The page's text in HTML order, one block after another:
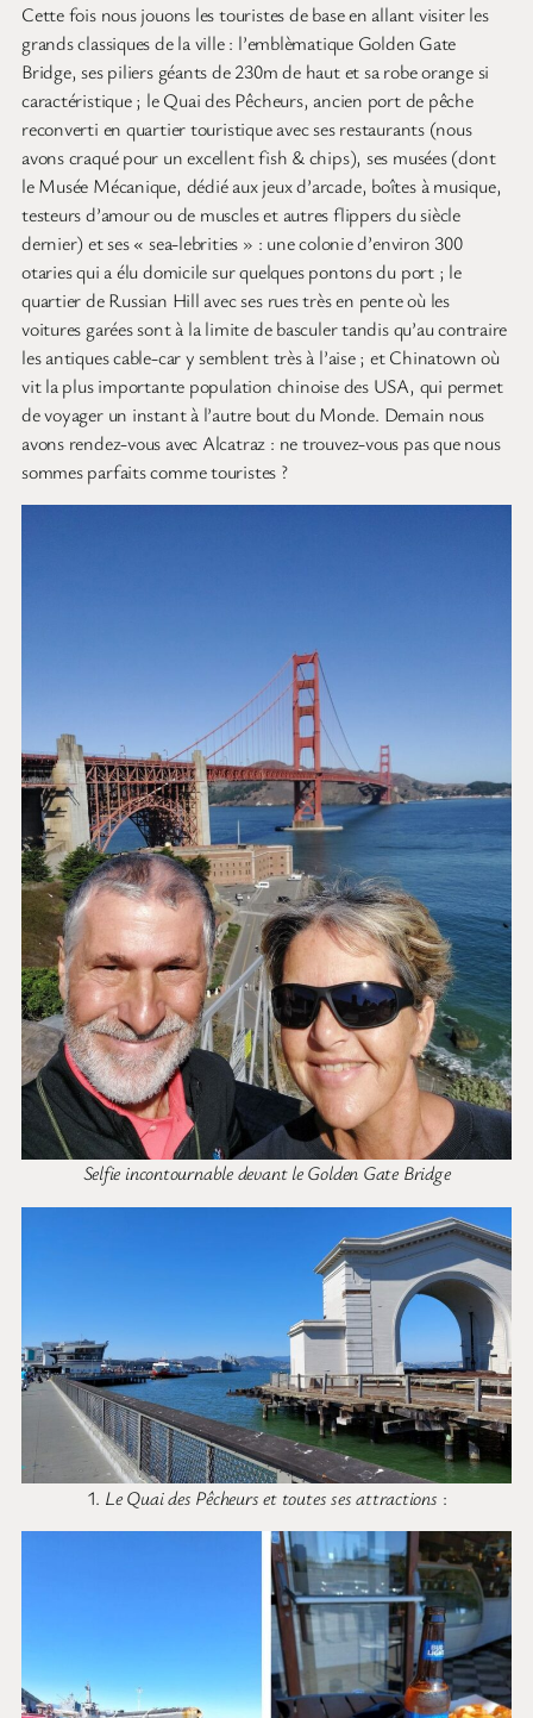
Cette fois nous jouons les touristes de base en allant visiter les
grands classiques de la ville : l’emblèmatique Golden Gate
Bridge, ses piliers géants de 230m de haut et sa robe orange si
caractéristique ; le Quai des Pêcheurs, ancien port de pêche
reconverti en quartier touristique avec ses restaurants (nous
avons craqué pour un excellent fish & chips), ses musées (dont
le Musée Mécanique, dédié aux jeux d’arcade, boîtes à musique,
testeurs d’amour ou de muscles et autres flippers du siècle
dernier) et ses « sea-lebrities » : une colonie d’environ 300
otaries qui a élu domicile sur quelques pontons du port ; le
quartier de Russian Hill avec ses rues très en pente où les
voitures garées sont à la limite de basculer tandis qu’au contraire
les antiques cable-car y semblent très à l’aise ; et Chinatown où
vit la plus importante population chinoise des USA, qui permet
de voyager un instant à l’autre bout du Monde. Demain nous
avons rendez-vous avec Alcatraz : ne trouvez-vous pas que nous
sommes parfaits comme touristes ?
Selfie incontournable devant le Golden Gate Bridge
1. Le Quai des Pêcheurs et toutes ses attractions :